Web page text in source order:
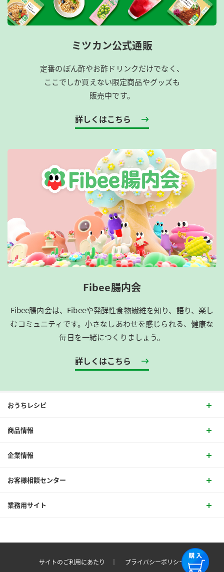
ミツカン公式通販
定番のぽん酢やお酢ドリンクだけでなく、
ここでしか買えない限定商品やグッズも
販売中です。
詳しくはこちら
Fibee腸内会
Fibee腸内会は、​Fibeeや発酵性食物繊維を知り、語り、楽し
むコミュニティです。​小さなしあわせを感じられる、健康な
毎日を一緒につくりましょう。
詳しくはこちら
おうちレシピ
商品情報
企業情報
お客様相談センター
業務用サイト
サイトのご利用にあたり ｜
プライバシーポリシー